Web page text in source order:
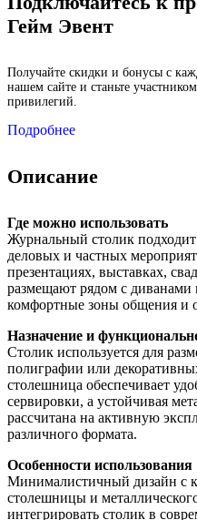
Гейм Эвент
Получайте скидки и бонусы с
нашем сайте и станьте
привилегий.
Подробнее
Описание
Где можно использовать
Журнальный столик
деловых и частных
презентациях, выставках,
размещают рядом с
комфортные зоны общения и
Назначение и
Столик используется для
полиграфии или
столешница обеспечивает
сервировки, а устойчивая
рассчитана на активную
различного формата.
Особенности использования
Минималистичный дизайн с
столешницы и
интегрировать столик в